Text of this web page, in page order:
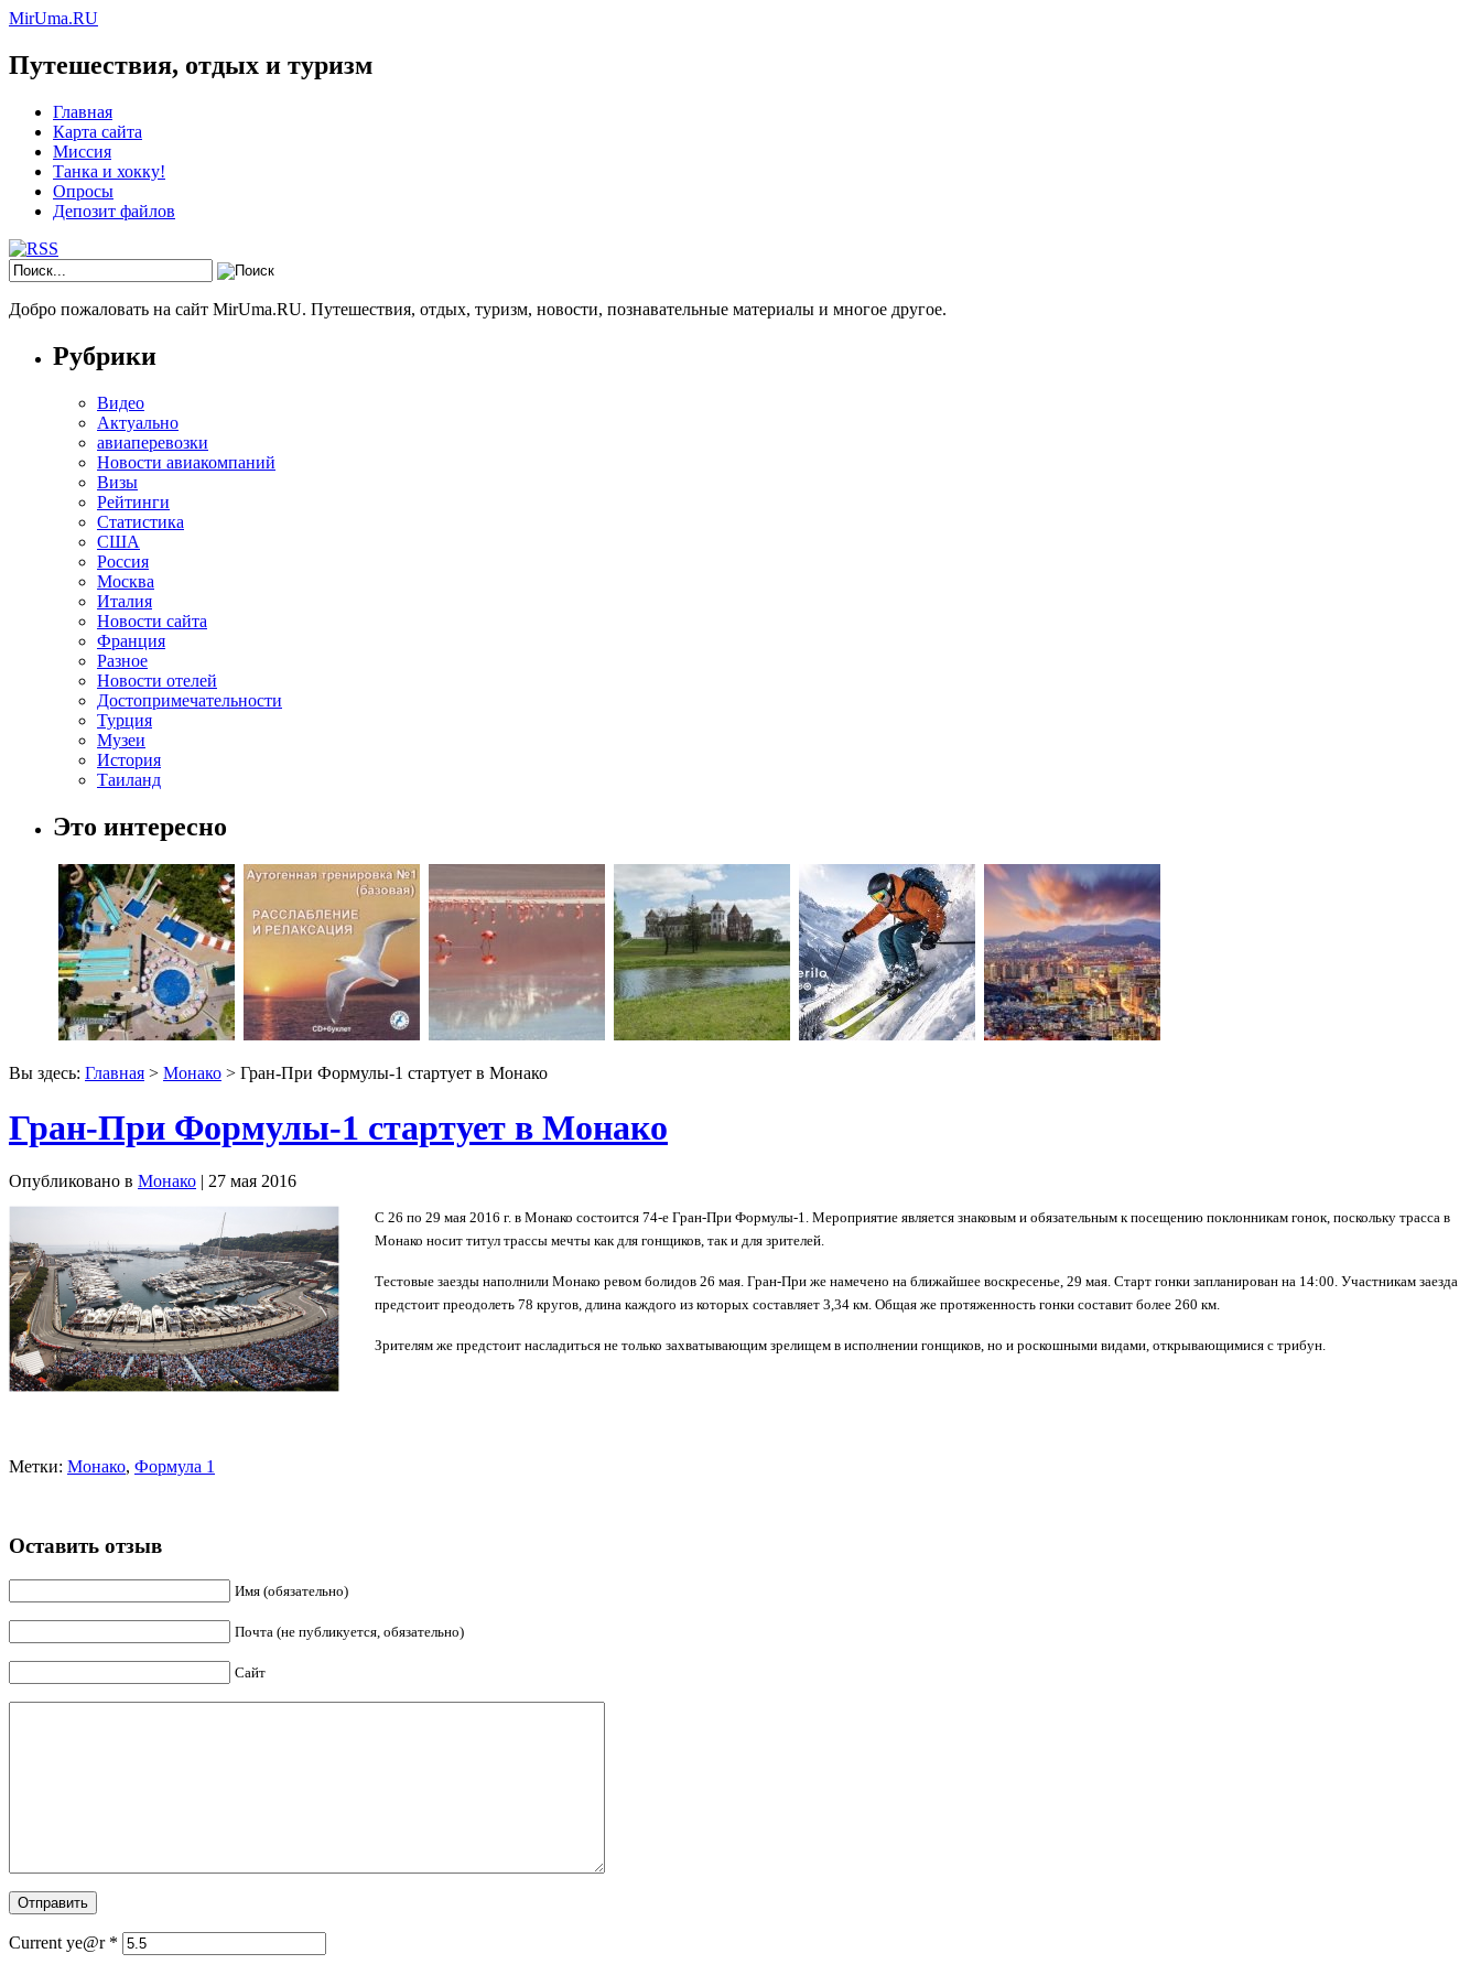
MirUma.RU
Путешествия, отдых и туризм
Главная
Карта сайта
Миссия
Танка и хокку!
Опросы
Депозит файлов
Добро пожаловать на сайт MirUma.RU. Путешествия, отдых, туризм, новости, познавательные материалы и многое другое.
Рубрики
Видео
Актуально
авиаперевозки
Новости авиакомпаний
Визы
Рейтинги
Статистика
США
Россия
Москва
Италия
Новости сайта
Франция
Разное
Новости отелей
Достопримечательности
Турция
Музеи
История
Таиланд
Это интересно
Вы здесь: Главная > Монако > Гран-При Формулы-1 стартует в Монако
Гран-При Формулы-1 стартует в Монако
Опубликовано в Монако | 27 мая 2016
С 26 по 29 мая 2016 г. в Монако состоится 74-е Гран-При Формулы-1. Мероприятие является знаковым и обязательным к посещению поклонникам гонок, поскольку трасса в
Монако носит титул трассы мечты как для гонщиков, так и для зрителей.
Тестовые заезды наполнили Монако ревом болидов 26 мая. Гран-При же намечено на ближайшее воскресенье, 29 мая. Старт гонки запланирован на 14:00. Участникам заезда
предстоит преодолеть 78 кругов, длина каждого из которых составляет 3,34 км. Общая же протяженность гонки составит более 260 км.
Зрителям же предстоит насладиться не только захватывающим зрелищем в исполнении гонщиков, но и роскошными видами, открывающимися с трибун.
Метки: Монако, Формула 1
Оставить отзыв
Имя (обязательно)
Почта (не публикуется, обязательно)
Сайт
Current ye@r *